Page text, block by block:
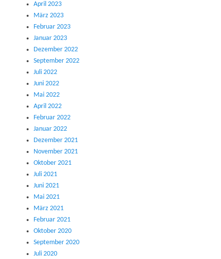
April 2023
März 2023
Februar 2023
Januar 2023
Dezember 2022
September 2022
Juli 2022
Juni 2022
Mai 2022
April 2022
Februar 2022
Januar 2022
Dezember 2021
November 2021
Oktober 2021
Juli 2021
Juni 2021
Mai 2021
März 2021
Februar 2021
Oktober 2020
September 2020
Juli 2020